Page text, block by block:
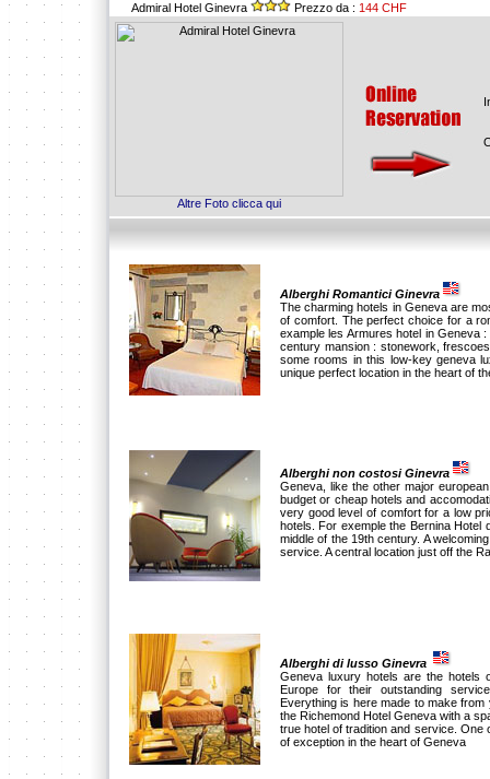
Admiral Hotel Ginevra Prezzo da : 144 CHF
Altre Foto clicca qui
Alberghi Romantici Ginevra
The charming hotels in Geneva are
of comfort. The perfect choice for a
example les Armures hotel in Geneva
century mansion : stonework,
some rooms in this low-key geneva
unique perfect location in the heart of
Alberghi non costosi Ginevra
Geneva, like the other major
budget or cheap hotels and
very good level of comfort for a low
hotels. For exemple the Bernina Hotel
middle of the 19th century. A
service. A central location just off the
Alberghi di lusso Ginevra
Geneva luxury hotels are the hotels
Europe for their outstanding
Everything is here made to make
the Richemond Hotel Geneva with a
true hotel of tradition and service. One
of exception in the heart of Geneva